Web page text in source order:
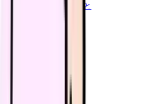
に職場へ確認したいこと
得る行為
る記録
応
ラ対応を分ける